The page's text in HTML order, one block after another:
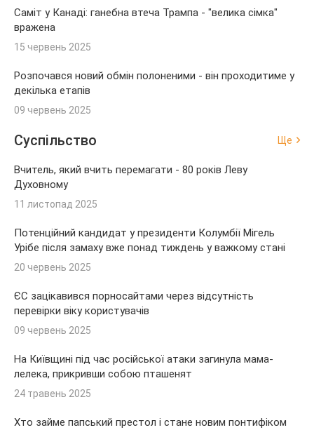
Саміт у Канаді: ганебна втеча Трампа - "велика сімка"
вражена
15 червень 2025
Розпочався новий обмін полоненими - він проходитиме у
декілька етапів
09 червень 2025
Суспільство Ще
Вчитель, який вчить перемагати - 80 років Леву
Духовному
11 листопад 2025
Потенційний кандидат у президенти Колумбії Мігель
Урібе після замаху вже понад тиждень у важкому стані
20 червень 2025
ЄС зацікавився порносайтами через відсутність
перевірки віку користувачів
09 червень 2025
На Київщині під час російської атаки загинула мама-
лелека, прикривши собою пташенят
24 травень 2025
Хто займе папський престол і стане новим понтифіком